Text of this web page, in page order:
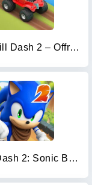
MMX Hill Dash 2 – Offroad Truc
Sonic Dash 2: Sonic Boom Run